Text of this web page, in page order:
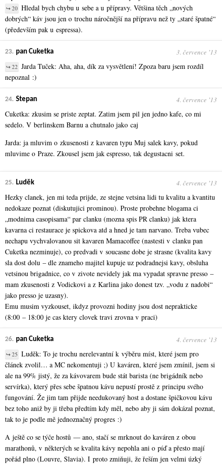
↪ 20 Hledal bych chybu u sebe a u přípravy. Většina těch „nových
dobrých“ káv jsou jen o trochu náročnější na přípravu než ty „staré špatné“
(především pak u espressa).
23. pan Cuketka 3. července ʼ13
↪ 22 Jarda Tuček: Aha, aha, dík za vysvětlení! Zpoza baru jsem rozdíl
nepoznal :)
24. Stepan 4. července ʼ13
Cuketka: zkusim se priste zeptat. Zatim jsem pil jen jedno kafe, co mi
sedelo. V berlinskem Barnu a chutnalo jako caj
Jarda: ja mluvim o zkusenosti z kavaren typu Muj salek kavy, pokud
mluvime o Praze. Zkousel jsem jak espresso, tak degustacni set.
25. Luděk 4. července ʼ13
Hezky clanek, jen mi teda prijde, ze stejne vetsina lidi tu kvalitu a kvantitu
nedokaze poznat (diskutujici prominou). Proste probehne blogama ci
„modnima casopisama“ par clanku (mozna spis PR clanku) jak ktera
kavarna ci restaurace je spickova atd a hned je tam narvano. Treba vubec
nechapu vychvalovanou sit kavaren Mamacoffee (nastesti v clanku pan
Cuketka nezminuje), co predvadi v soucasne dobe je strasne (kvalita kavy
sla dost dolu – dle znameho majitel kupuje uz podradnejsi kavy, obsluha
vetsinou brigadnice, co v zivote nevidely jak ma vypadat spravne presso –
mam zkusenosti z Vodickovi a z Karlina jako donest tzv. „vodu z nadobi“
jako presso je uzasny).
Emu musim vyzkouset, ikdyz provozni hodiny jsou dost neprakticke
(8:00 – 18:00 je cas ktery clovek travi zrovna v praci)
26. pan Cuketka 4. července ʼ13
↪ 25 Luděk: To je trochu nerelevantní k výběru míst, které jsem pro
článek zvolil… a MC nekomentuji ;) U kaváren, které jsem zmínil, jsem si
ale na 99% jistý, že za kávovarem bude stát barista (ne brigádník nebo
servírka), který přes sebe špatnou kávu nepustí prostě z principu svého
fungování. Že jim tam přijde needukovaný host a dostane špičkovou kávu
bez toho aniž by ji třeba předtím kdy měl, nebo aby ji sám dokázal poznat,
tak to je podle mě jednoznačný progres :)
A ještě co se týče hostů — ano, stačí se mrknout do kaváren z obou
marathonů, v některých se kvalita kávy nepohla ani o píď a přesto mají
pořád plno (Louvre, Slavia). I proto zmiňuji, že řeším jen velmi úzký